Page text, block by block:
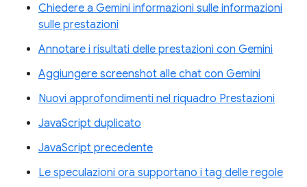
Chiedere a Gemini informazioni sulle informazioni
sulle prestazioni
Annotare i risultati delle prestazioni con Gemini
Aggiungere screenshot alle chat con Gemini
Nuovi approfondimenti nel riquadro Prestazioni
JavaScript duplicato
JavaScript precedente
Le speculazioni ora supportano i tag delle regole